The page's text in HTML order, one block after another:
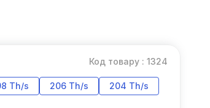
Код товару : 1324
Th/s 206 Th/s 204 Th/s